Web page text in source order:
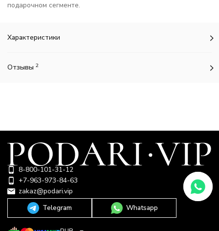
подарочном сегменте.
Характеристики
Отзывы 2
8-800-101-31-12
+7-963-973-84-63
zakaz@podari.vip
Telegram
Whatsapp